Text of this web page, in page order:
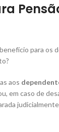
para os
aos
em caso de